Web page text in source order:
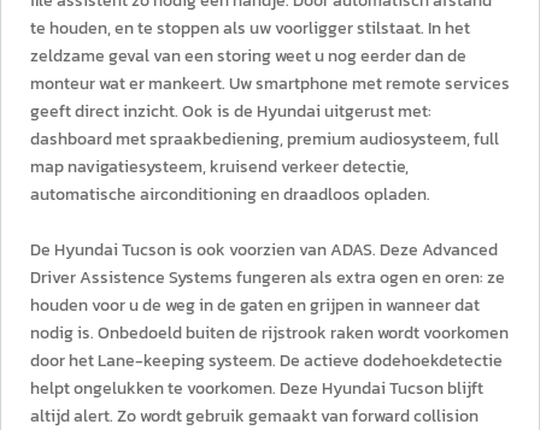
te houden, en te stoppen als uw voorligger stilstaat. In het
zeldzame geval van een storing weet u nog eerder dan de
monteur wat er mankeert. Uw smartphone met remote services
geeft direct inzicht. Ook is de Hyundai uitgerust met:
dashboard met spraakbediening, premium audiosysteem, full
map navigatiesysteem, kruisend verkeer detectie,
automatische airconditioning en draadloos opladen.
De Hyundai Tucson is ook voorzien van ADAS. Deze Advanced
Driver Assistence Systems fungeren als extra ogen en oren: ze
houden voor u de weg in de gaten en grijpen in wanneer dat
nodig is. Onbedoeld buiten de rijstrook raken wordt voorkomen
door het Lane-keeping systeem. De actieve dodehoekdetectie
helpt ongelukken te voorkomen. Deze Hyundai Tucson blijft
altijd alert. Zo wordt gebruik gemaakt van forward collision